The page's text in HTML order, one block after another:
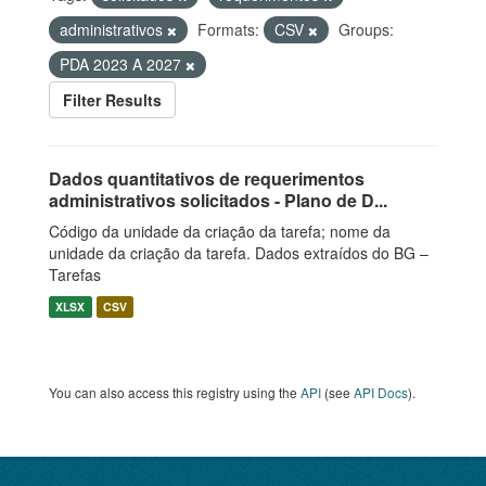
administrativos
Formats: CSV
Groups:
PDA 2023 A 2027
Filter Results
Dados quantitativos de requerimentos
administrativos solicitados - Plano de D...
Código da unidade da criação da tarefa; nome da
unidade da criação da tarefa. Dados extraídos do BG –
Tarefas
XLSX CSV
You can also access this registry using the API (see API Docs).